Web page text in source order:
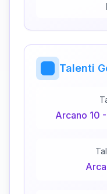
Talenti
Arcano 10 -